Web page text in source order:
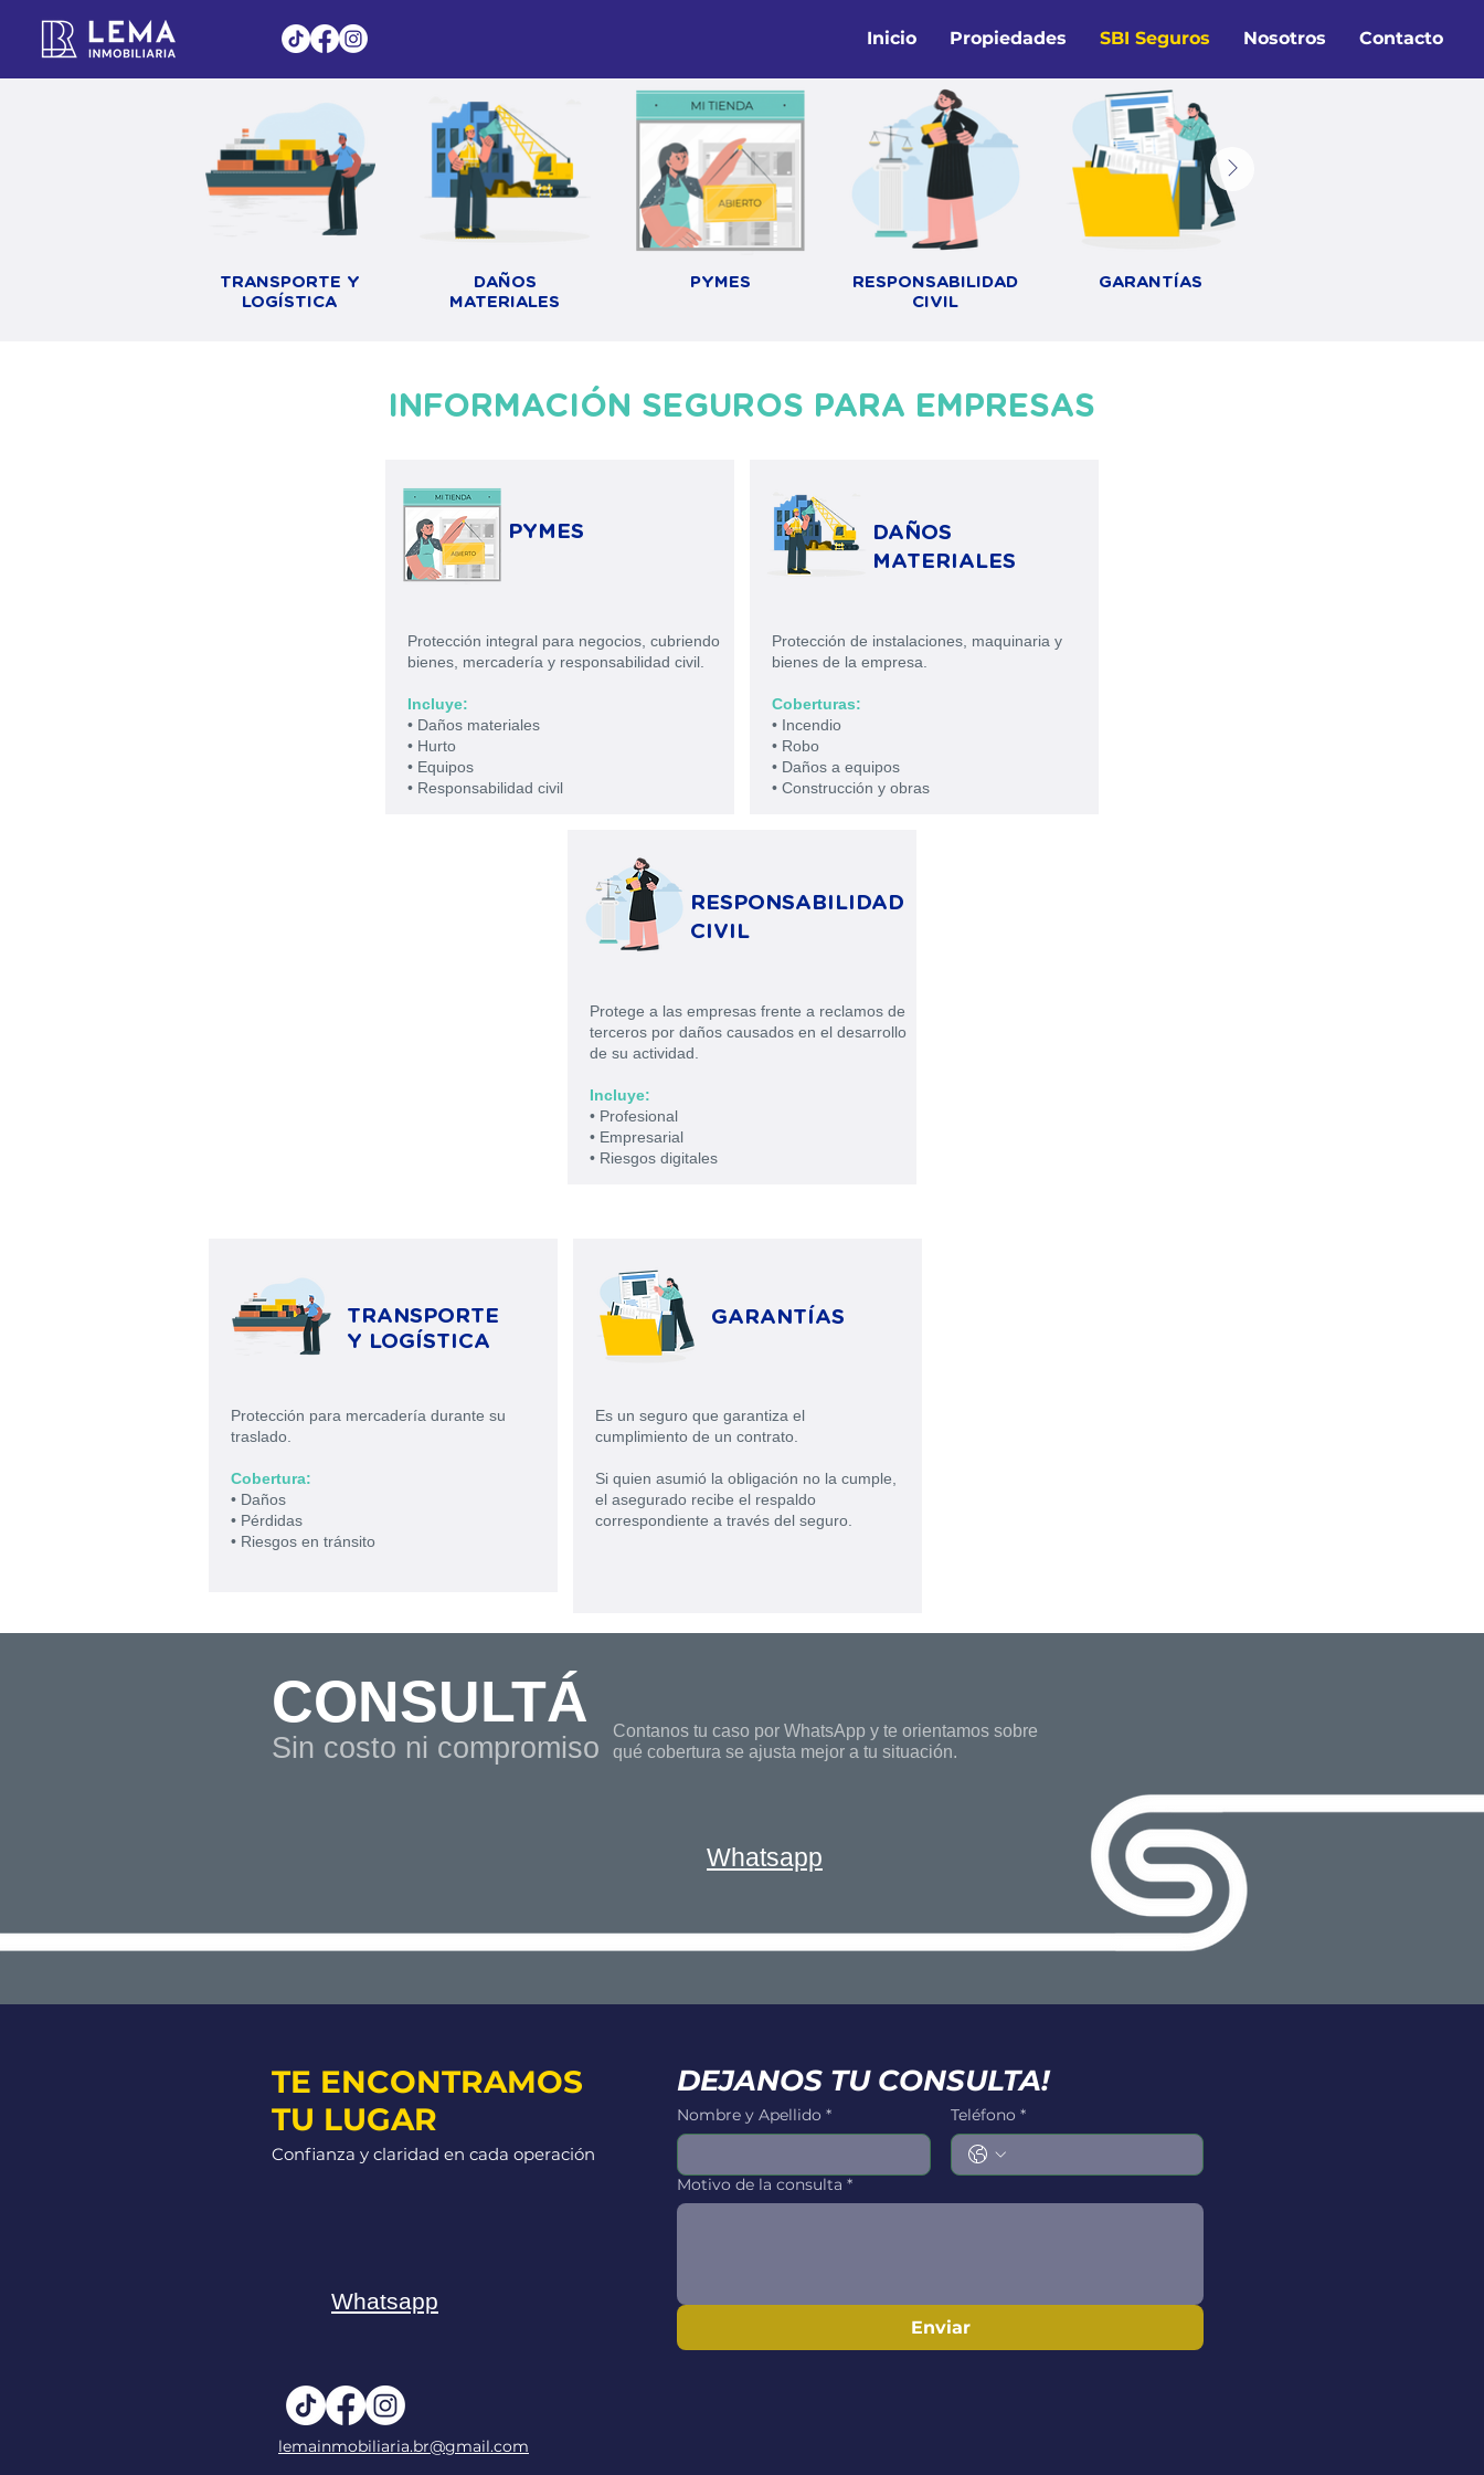
Inicio Propiedades SBI Seguros Nosotros Contacto
TRANSPORTE Y
LOGÍSTICA
DAÑOS
MATERIALES
PYMES
RESPONSABILIDAD
CIVIL
GARANTÍAS
INFORMACIÓN SEGUROS PARA EMPRESAS
PYMES
Protección integral para negocios, cubriendo
bienes, mercadería y responsabilidad civil.
Incluye:
• Daños materiales
• Hurto
• Equipos
• Responsabilidad civil
DAÑOS
MATERIALES
Protección de instalaciones, maquinaria y
bienes de la empresa.
Coberturas:
• Incendio
• Robo
• Daños a equipos
• Construcción y obras
RESPONSABILIDAD
CIVIL
Protege a las empresas frente a reclamos de
terceros por daños causados en el desarrollo
de su actividad.
Incluye:
• Profesional
• Empresarial
• Riesgos digitales
TRANSPORTE
Y LOGÍSTICA
Protección para mercadería durante su
traslado.
Cobertura:
• Daños
• Pérdidas
• Riesgos en tránsito
GARANTÍAS
Es un seguro que garantiza el
cumplimiento de un contrato.
Si quien asumió la obligación no la cumple,
el asegurado recibe el respaldo
correspondiente a través del seguro.
CONSULTÁ
Sin costo ni compromiso
Contanos tu caso por WhatsApp y te orientamos sobre
qué cobertura se ajusta mejor a tu situación.
Whatsapp
TE ENCONTRAMOS
TU LUGAR
Confianza y claridad en cada operación
Whatsapp
DEJANOS TU CONSULTA!
Nombre y Apellido * Teléfono *
Motivo de la consulta *
Enviar
lemainmobiliaria.br@gmail.com